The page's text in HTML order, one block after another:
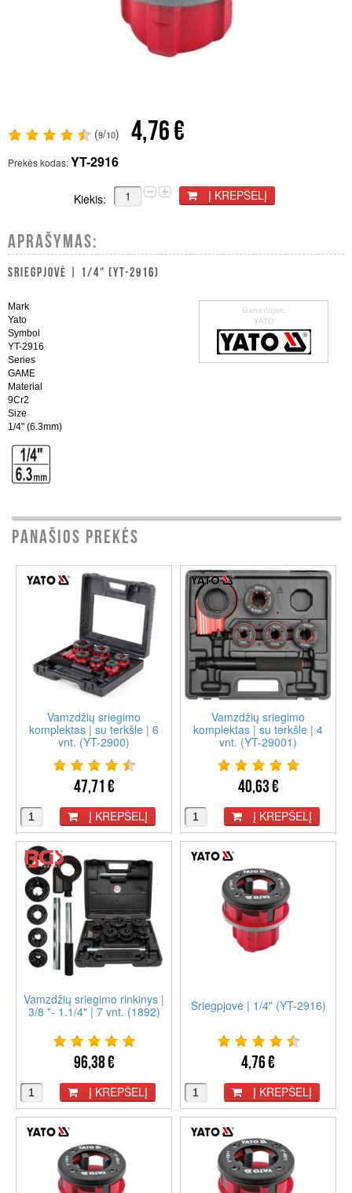
(9/10) 4,76 €
Prekės kodas:YT-2916
Kiekis: Į KREPŠELĮ
APRAŠYMAS:
SRIEGPJOVĖ | 1/4" (YT-2916)
Gamintojas:
YATO
Mark
Yato
Symbol
YT-2916
Series
GAME
Material
9Cr2
Size
1/4" (6.3mm)
PANAŠIOS PREKĖS
Vamzdžių sriegimo
komplektas | su terkšle | 6
vnt. (YT-2900)
47,71 €
Į KREPŠELĮ
Vamzdžių sriegimo
komplektas | su terkšle | 4
vnt. (YT-29001)
40,63 €
Į KREPŠELĮ
Vamzdžių sriegimo rinkinys |
3/8 "- 1.1/4" | 7 vnt. (1892)
96,38 €
Į KREPŠELĮ
Sriegpjovė | 1/4" (YT-2916)
4,76 €
Į KREPŠELĮ